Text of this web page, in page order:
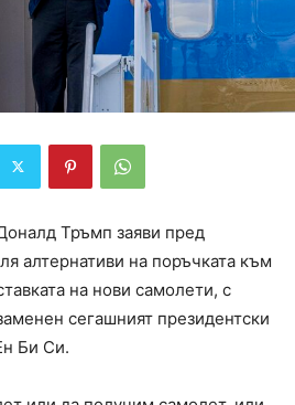
Тръмп заяви пред
алтернативи на поръчката към
на нови самолети, с
сегашният президентски
Би Си.